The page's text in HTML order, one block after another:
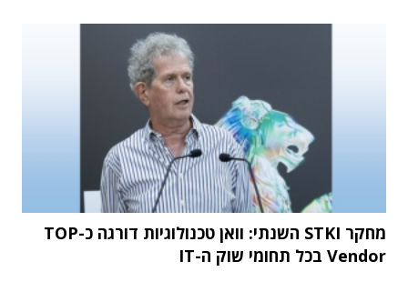
מחקר STKI השנתי: וואן טכנולוגיות דורגה כ-TOP
Vendor בכל תחומי שוק ה-IT